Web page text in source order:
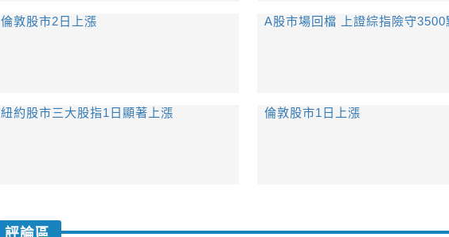
倫敦股市2日上漲 A股市場回檔 上證綜指險守3500
紐約股市三大股指1日顯著上漲 倫敦股市1日上漲
評論區